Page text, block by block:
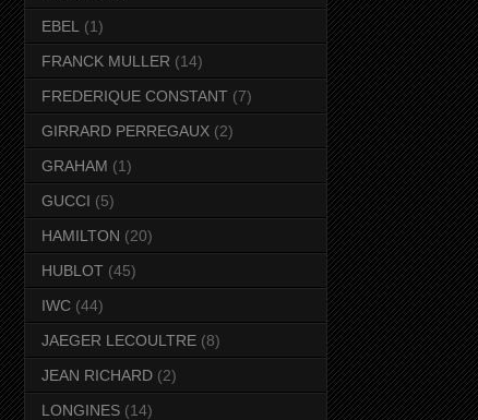
EBEL
(1)
FRANCK MULLER (14)
FREDERIQUE CONSTANT (7)
GIRRARD PERREGAUX (2)
GRAHAM (1)
GUCCI (5)
HAMILTON (20)
HUBLOT (45)
IWC (44)
JAEGER LECOULTRE (8)
JEAN RICHARD (2)
LONGINES (14)